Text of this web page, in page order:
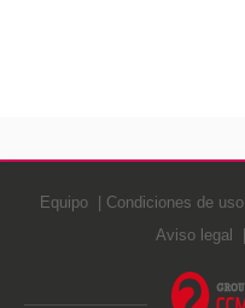
Equipo Condiciones de uso
Aviso legal